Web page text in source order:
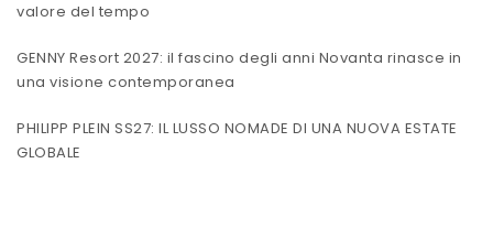
valore del tempo
GENNY Resort 2027: il fascino degli anni Novanta rinasce in
una visione contemporanea
PHILIPP PLEIN SS27: IL LUSSO NOMADE DI UNA NUOVA ESTATE
GLOBALE